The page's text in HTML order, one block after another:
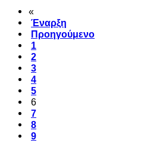
«
Έναρξη
Προηγούμενο
1
2
3
4
5
6
7
8
9